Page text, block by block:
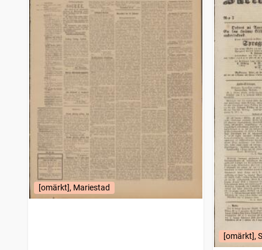
[omärkt], Mariestad
[omärkt],